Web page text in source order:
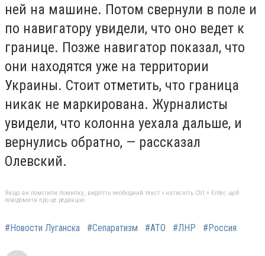
ней на машине. Потом свернули в поле и
по навигатору увидели, что оно ведет к
границе. Позже навигатор показал, что
они находятся уже на территории
Украины. Стоит отметить, что граница
никак не маркирована. Журналисты
увидели, что колонна уехала дальше, и
вернулись обратно, — рассказал
Олевский.
Якщо ви помітили помилку, виділіть необхідний текст і натисніть Ctrl + Enter, щоб
повідомити про це редакцію
#Новости Луганска #Сепаратизм #АТО #ЛНР #Россия